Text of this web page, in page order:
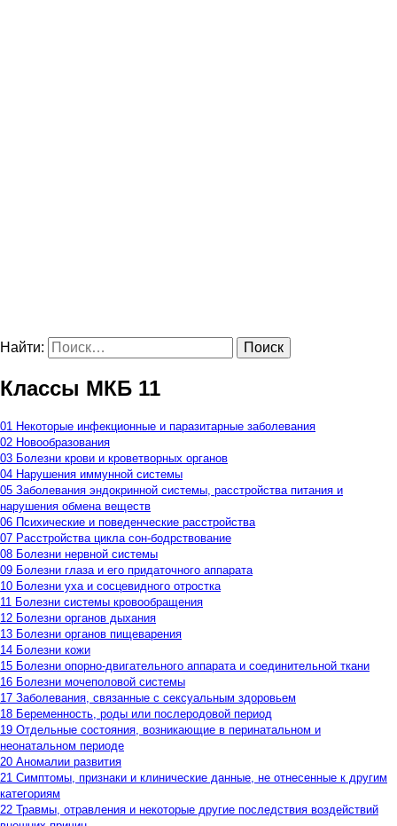
Найти:
Классы МКБ 11
01 Некоторые инфекционные и паразитарные заболевания
02 Новообразования
03 Болезни крови и кроветворных органов
04 Нарушения иммунной системы
05 Заболевания эндокринной системы, расстройства питания и
нарушения обмена веществ
06 Психические и поведенческие расстройства
07 Расстройства цикла сон-бодрствование
08 Болезни нервной системы
09 Болезни глаза и его придаточного аппарата
10 Болезни уха и сосцевидного отростка
11 Болезни системы кровообращения
12 Болезни органов дыхания
13 Болезни органов пищеварения
14 Болезни кожи
15 Болезни опорно-двигательного аппарата и соединительной ткани
16 Болезни мочеполовой системы
17 Заболевания, связанные с сексуальным здоровьем
18 Беременность, роды или послеродовой период
19 Отдельные состояния, возникающие в перинатальном и
неонатальном периоде
20 Аномалии развития
21 Симптомы, признаки и клинические данные, не отнесенные к другим
категориям
22 Травмы, отравления и некоторые другие последствия воздействий